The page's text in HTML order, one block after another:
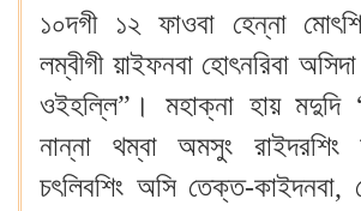
১০দগী ১২ ফাওবা হেন্না
লম্বীগী য়াইফনবা হোৎনরিবা
ওইহল্লি”। মহাক্না হায়
নান্না থম্বা অমসুং
চৎলিবশিং অসি তেক্ত-কাইদনবা,